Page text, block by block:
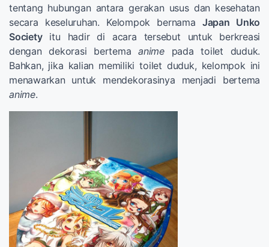
tentang hubungan antara gerakan usus dan kesehatan
secara keseluruhan. Kelompok bernama Japan Unko
Societyitu hadir di acara tersebut untuk berkreasi
dengan dekorasi bertema animepada toilet duduk.
Bahkan, jika kalian memiliki toilet duduk, kelompok ini
menawarkan untuk mendekorasinya menjadi bertema
anime.